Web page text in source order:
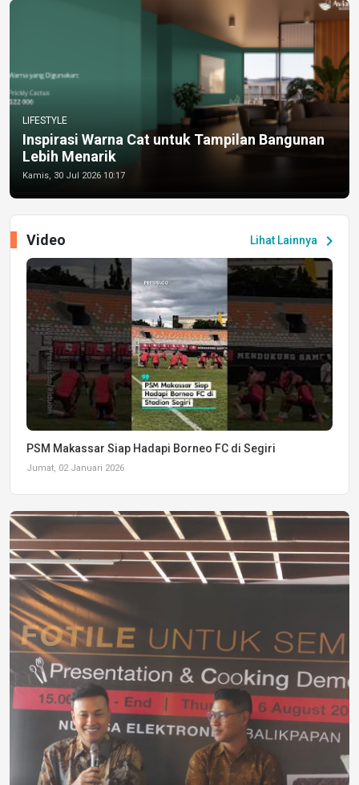
LIFESTYLE
Inspirasi Warna Cat untuk Tampilan Bangunan
Lebih Menarik
Kamis, 30 Jul 2026 10:17
Lihat Lainnya chevron_right
Video
PSM Makassar Siap Hadapi Borneo FC di Segiri
Jumat, 02 Januari 2026